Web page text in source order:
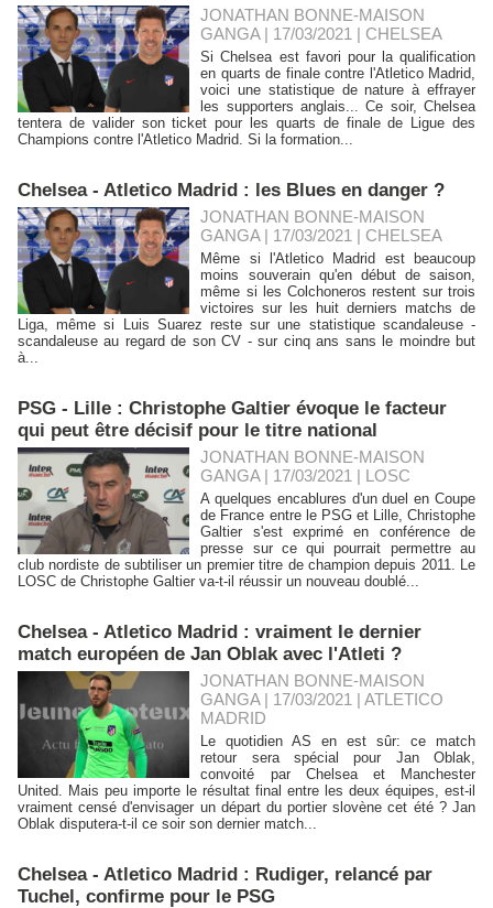
JONATHAN BONNE-MAISON
GANGA | 17/03/2021 | CHELSEA
Si Chelsea est favori pour la qualification
en quarts de finale contre l'Atletico Madrid,
voici une statistique de nature à effrayer
les supporters anglais... Ce soir, Chelsea
tentera de valider son ticket pour les quarts de finale de Ligue des
Champions contre l'Atletico Madrid. Si la formation...
Chelsea - Atletico Madrid : les Blues en danger ?
JONATHAN BONNE-MAISON
GANGA | 17/03/2021 | CHELSEA
Même si l'Atletico Madrid est beaucoup
moins souverain qu'en début de saison,
même si les Colchoneros restent sur trois
victoires sur les huit derniers matchs de
Liga, même si Luis Suarez reste sur une statistique scandaleuse -
scandaleuse au regard de son CV - sur cinq ans sans le moindre but
à...
PSG - Lille : Christophe Galtier évoque le facteur
qui peut être décisif pour le titre national
JONATHAN BONNE-MAISON
GANGA | 17/03/2021 | LOSC
A quelques encablures d'un duel en Coupe
de France entre le PSG et Lille, Christophe
Galtier s'est exprimé en conférence de
presse sur ce qui pourrait permettre au
club nordiste de subtiliser un premier titre de champion depuis 2011. Le
LOSC de Christophe Galtier va-t-il réussir un nouveau doublé...
Chelsea - Atletico Madrid : vraiment le dernier
match européen de Jan Oblak avec l'Atleti ?
JONATHAN BONNE-MAISON
GANGA | 17/03/2021 |ATLETICO
MADRID
Le quotidien AS en est sûr: ce match
retour sera spécial pour Jan Oblak,
convoité par Chelsea et Manchester
United. Mais peu importe le résultat final entre les deux équipes, est-il
vraiment censé d'envisager un départ du portier slovène cet été ? Jan
Oblak disputera-t-il ce soir son dernier match...
Chelsea - Atletico Madrid : Rudiger, relancé par
Tuchel, confirme pour le PSG